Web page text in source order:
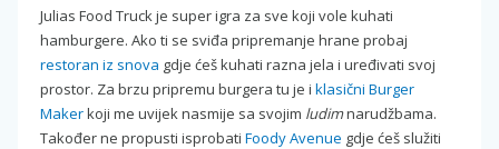
Julias Food Truck je super igra za sve koji vole kuhati
hamburgere. Ako ti se sviđa pripremanje hrane probaj
restoran iz snova gdje ćeš kuhati razna jela i uređivati svoj
prostor. Za brzu pripremu burgera tu je i klasični Burger
Makerkoji me uvijek nasmije sa svojim ludimnarudžbama.
Također ne propusti isprobati Foody Avenue gdje ćeš služiti